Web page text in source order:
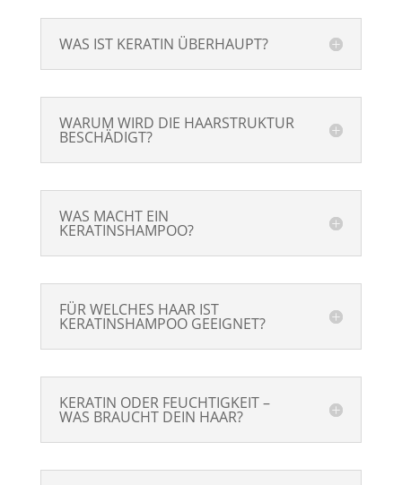
WAS IST KERATIN ÜBERHAUPT?
WARUM WIRD DIE HAARSTRUKTUR
BESCHÄDIGT?
WAS MACHT EIN
KERATINSHAMPOO?
FÜR WELCHES HAAR IST
KERATINSHAMPOO GEEIGNET?
KERATIN ODER FEUCHTIGKEIT –
WAS BRAUCHT DEIN HAAR?